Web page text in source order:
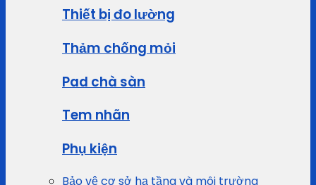
Thiết bị đo lường
Thảm chống mỏi
Pad chà sàn
Tem nhãn
Phụ kiện
Bảo vệ cơ sở hạ tầng và môi trường